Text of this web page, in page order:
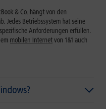
& Co. hängt von den
Jedes Betriebssystem hat seine
Anforderungen erfüllen.
mobilen Internetvon 1&1 auch